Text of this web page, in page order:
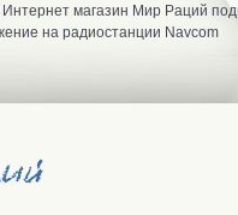
Интернет магазин Мир Раций
на радиостанции Navcom